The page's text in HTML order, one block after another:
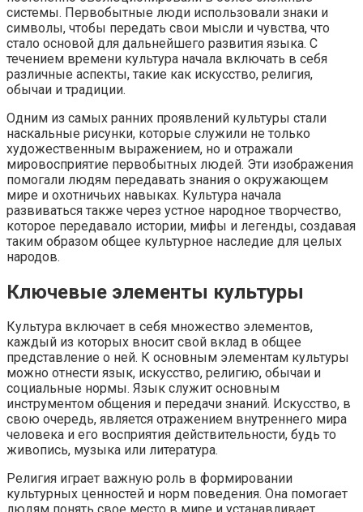
системы. Первобытные люди использовали знаки и
символы, чтобы передать свои мысли и чувства, что
стало основой для дальнейшего развития языка. С
течением времени культура начала включать в себя
различные аспекты, такие как искусство, религия,
обычаи и традиции.
Одним из самых ранних проявлений культуры стали
наскальные рисунки, которые служили не только
художественным выражением, но и отражали
мировосприятие первобытных людей. Эти изображения
помогали людям передавать знания о окружающем
мире и охотничьих навыках. Культура начала
развиваться также через устное народное творчество,
которое передавало истории, мифы и легенды, создавая
таким образом общее культурное наследие для целых
народов.
Ключевые элементы культуры
Культура включает в себя множество элементов,
каждый из которых вносит свой вклад в общее
представление о ней. К основным элементам культуры
можно отнести язык, искусство, религию, обычаи и
социальные нормы. Язык служит основным
инструментом общения и передачи знаний. Искусство, в
свою очередь, является отражением внутреннего мира
человека и его восприятия действительности, будь то
живопись, музыка или литература.
Религия играет важную роль в формировании
культурных ценностей и норм поведения. Она помогает